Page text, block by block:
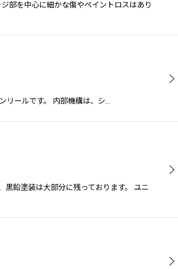
部を中心に細かな傷やペイントロスはあり
リールです。 内部機構は、シ…
黒鉛塗装は大部分に残っております。 ユニ